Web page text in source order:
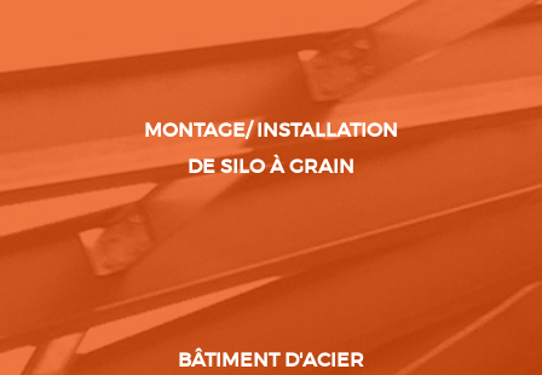
MONTAGE/ INSTALLATION
DE SILO À GRAIN
BÂTIMENT D'ACIER